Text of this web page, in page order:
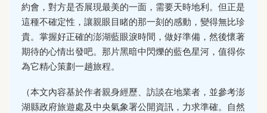
約會，對方是否展現最美的一面，需要天時地利。但正是
這種不確定性，讓親眼目睹的那一刻的感動，變得無比珍
貴。掌握好正確的澎湖藍眼淚時間，做好準備，然後懷著
期待的心情出發吧。那片黑暗中閃爍的藍色星河，值得你
為它精心策劃一趟旅程。
（本文內容基於作者親身經歷、訪談在地業者，並參考澎
湖縣政府旅遊處及中央氣象署公開資訊，力求準確。自然